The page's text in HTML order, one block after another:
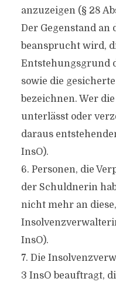
anzuzeigen (§ 28
Der Gegenstand an
beansprucht wird,
Entstehungsgrund
sowie die
bezeichnen. Wer
unterlässt oder
daraus
InsO).
6. Personen, die
der Schuldnerin
nicht mehr an
InsO).
7. Die
3 InsO beauftragt,